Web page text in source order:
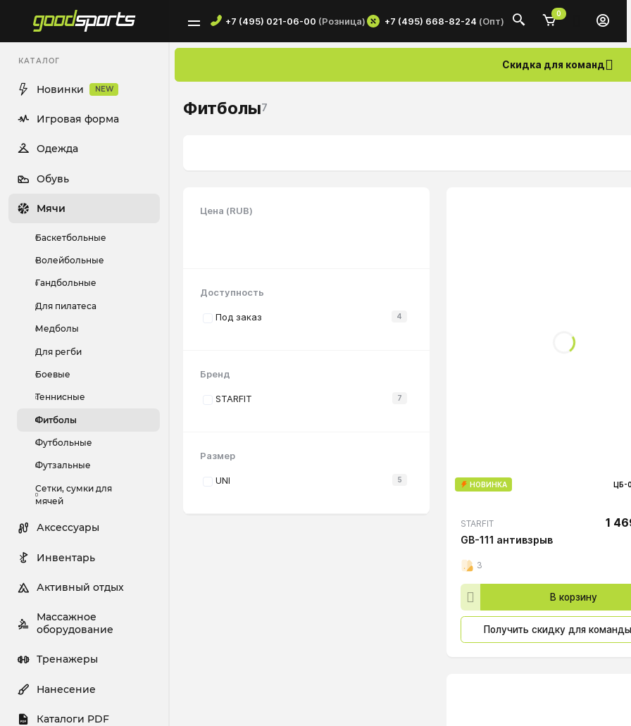
+7 (495) 021-06-00 (Розница) +7 (495) 668-82-24 (Опт)
0
КАТАЛОГ
Новинки NEW
Игровая форма
Одежда
Обувь
Мячи
Баскетбольные
Волейбольные
Гандбольные
Для пилатеса
Медболы
Для регби
Боевые
Теннисные
Фитболы
Футбольные
Футзальные
Сетки, сумки для
мячей
Аксессуары
Инвентарь
Активный отдых
Массажное
оборудование
Тренажеры
Нанесение
Каталоги PDF
Скидка для команд
Фитболы7
Цена (RUB)
Доступность
Под заказ 4
Бренд
STARFIT 7
Размер
UNI 5
НОВИНКА ЦБ-
STARFIT 1
GB-111 антивзрыв
3
В корзину
Получить скидку для